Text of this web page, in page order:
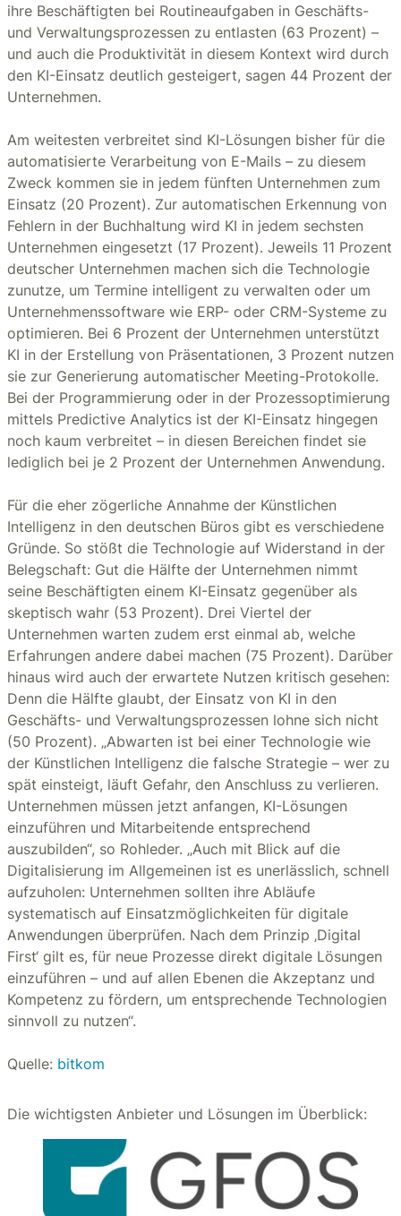
ihre Beschäftigten bei Routineaufgaben in Geschäfts-
und Verwaltungsprozessen zu entlasten (63 Prozent) –
und auch die Produktivität in diesem Kontext wird durch
den KI-Einsatz deutlich gesteigert, sagen 44 Prozent der
Unternehmen.
Am weitesten verbreitet sind KI-Lösungen bisher für die
automatisierte Verarbeitung von E-Mails – zu diesem
Zweck kommen sie in jedem fünften Unternehmen zum
Einsatz (20 Prozent). Zur automatischen Erkennung von
Fehlern in der Buchhaltung wird KI in jedem sechsten
Unternehmen eingesetzt (17 Prozent). Jeweils 11 Prozent
deutscher Unternehmen machen sich die Technologie
zunutze, um Termine intelligent zu verwalten oder um
Unternehmenssoftware wie ERP- oder CRM-Systeme zu
optimieren. Bei 6 Prozent der Unternehmen unterstützt
KI in der Erstellung von Präsentationen, 3 Prozent nutzen
sie zur Generierung automatischer Meeting-Protokolle.
Bei der Programmierung oder in der Prozessoptimierung
mittels Predictive Analytics ist der KI-Einsatz hingegen
noch kaum verbreitet – in diesen Bereichen findet sie
lediglich bei je 2 Prozent der Unternehmen Anwendung.
Für die eher zögerliche Annahme der Künstlichen
Intelligenz in den deutschen Büros gibt es verschiedene
Gründe. So stößt die Technologie auf Widerstand in der
Belegschaft: Gut die Hälfte der Unternehmen nimmt
seine Beschäftigten einem KI-Einsatz gegenüber als
skeptisch wahr (53 Prozent). Drei Viertel der
Unternehmen warten zudem erst einmal ab, welche
Erfahrungen andere dabei machen (75 Prozent). Darüber
hinaus wird auch der erwartete Nutzen kritisch gesehen:
Denn die Hälfte glaubt, der Einsatz von KI in den
Geschäfts- und Verwaltungsprozessen lohne sich nicht
(50 Prozent). „Abwarten ist bei einer Technologie wie
der Künstlichen Intelligenz die falsche Strategie – wer zu
spät einsteigt, läuft Gefahr, den Anschluss zu verlieren.
Unternehmen müssen jetzt anfangen, KI-Lösungen
einzuführen und Mitarbeitende entsprechend
auszubilden“, so Rohleder. „Auch mit Blick auf die
Digitalisierung im Allgemeinen ist es unerlässlich, schnell
aufzuholen: Unternehmen sollten ihre Abläufe
systematisch auf Einsatzmöglichkeiten für digitale
Anwendungen überprüfen. Nach dem Prinzip ‚Digital
First‘ gilt es, für neue Prozesse direkt digitale Lösungen
einzuführen – und auf allen Ebenen die Akzeptanz und
Kompetenz zu fördern, um entsprechende Technologien
sinnvoll zu nutzen“.
Quelle: bitkom
Die wichtigsten Anbieter und Lösungen im Überblick: